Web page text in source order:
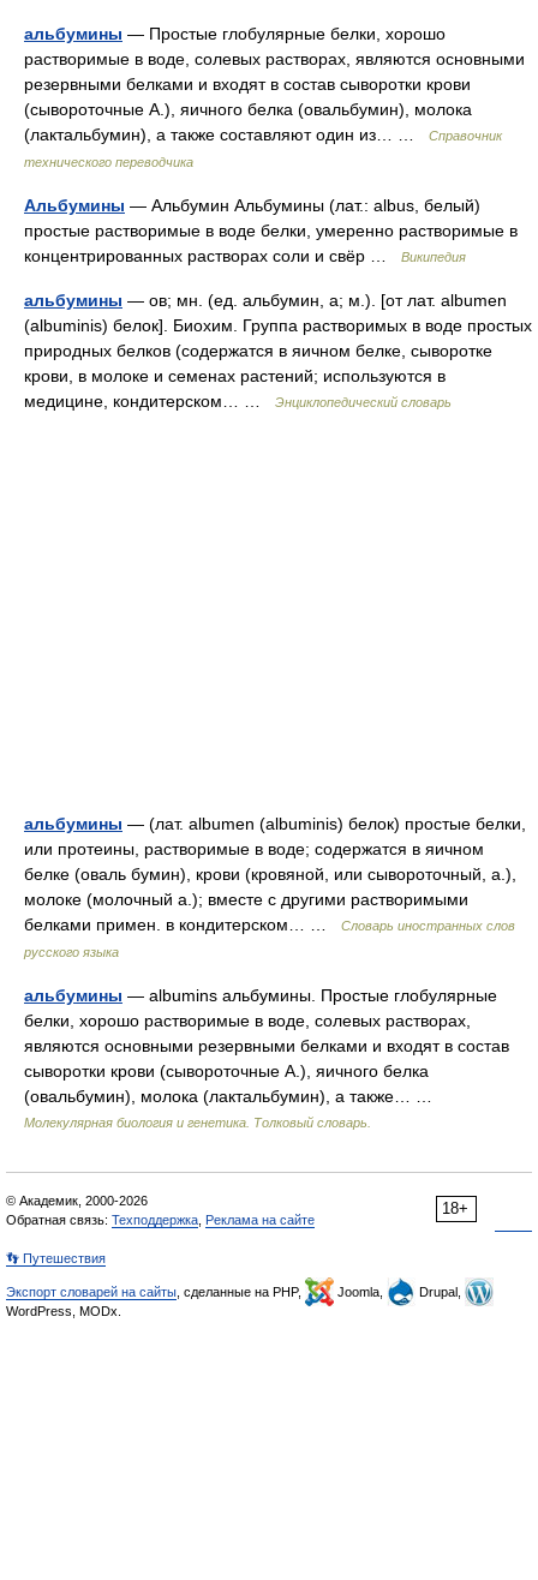
альбумины — Простые глобулярные белки, хорошо
растворимые в воде, солевых растворах, являются основными
резервными белками и входят в состав сыворотки крови
(сывороточные А.), яичного белка (овальбумин), молока
(лактальбумин), а также составляют один из… …
Справочник
технического переводчика
Альбумины — Альбумин Альбумины (лат.: albus, белый)
простые растворимые в воде белки, умеренно растворимые в
концентрированных растворах соли и свёр …
Википедия
альбумины — ов; мн. (ед. альбумин, а; м.). [от лат. albumen
(albuminis) белок]. Биохим. Группа растворимых в воде простых
природных белков (содержатся в яичном белке, сыворотке
крови, в молоке и семенах растений; используются в
медицине, кондитерском… …
Энциклопедический словарь
альбумины — (лат. albumen (albuminis) белок) простые белки,
или протеины, растворимые в воде; содержатся в яичном
белке (оваль бумин), крови (кровяной, или сывороточный, а.),
молоке (молочный а.); вместе с другими растворимыми
белками примен. в кондитерском… …
Словарь иностранных слов
русского языка
альбумины — albumins альбумины. Простые глобулярные
белки, хорошо растворимые в воде, солевых растворах,
являются основными резервными белками и входят в состав
сыворотки крови (сывороточные А.), яичного белка
(овальбумин), молока (лактальбумин), а также… …
Молекулярная биология и генетика. Толковый словарь.
18+
© Академик, 2000-2026
Обратная связь: Техподдержка Реклама на сайте
👣 Путешествия
Экспорт словарей на сайты , сделанные на PHP, Joomla,
Drupal,
WordPress, MODx.